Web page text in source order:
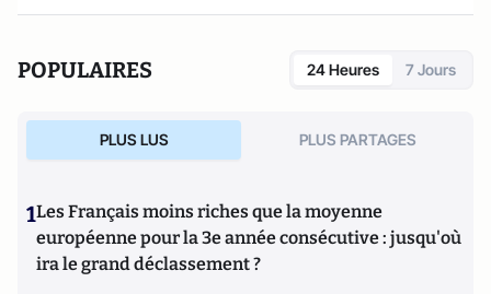
POPULAIRES 24 Heures 7 Jours
PLUS LUS PLUS PARTAGES
1Les Français moins riches que la moyenne
européenne pour la 3e année consécutive : jusqu'où
ira le grand déclassement ?